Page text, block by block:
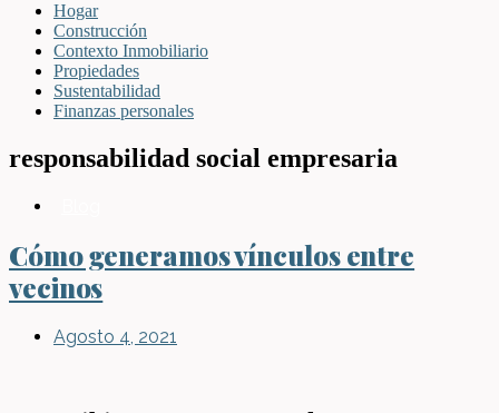
Hogar
Construcción
Contexto Inmobiliario
Propiedades
Sustentabilidad
Finanzas personales
responsabilidad social empresaria
Cómo generamos vínculos entre
vecinos
Agosto 4, 2021